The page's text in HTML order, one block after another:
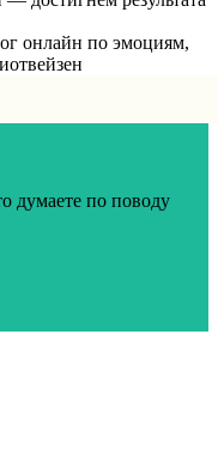
онлайн по эмоциям,
думаете по поводу